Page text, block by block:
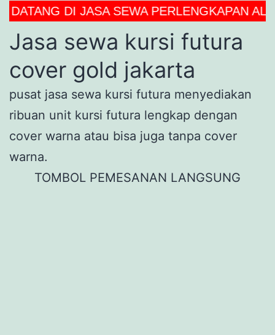
DI JASA SEWA PERLENGKAPAN ALAT
Jasa sewa kursi futura
cover gold jakarta
pusat jasa sewa kursi futura menyediakan
ribuan unit kursi futura lengkap dengan
cover warna atau bisa juga tanpa cover
warna.
TOMBOL PEMESANAN LANGSUNG